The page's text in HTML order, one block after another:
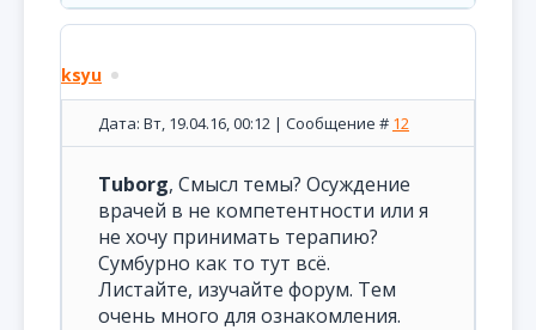
ksyu
Дата: Вт, 19.04.16, 00:12 | Сообщение # 12
Tuborg, Смысл темы? Осуждение
врачей в не компетентности или я
не хочу принимать терапию?
Сумбурно как то тут всё.
Листайте, изучайте форум. Тем
очень много для ознакомления.